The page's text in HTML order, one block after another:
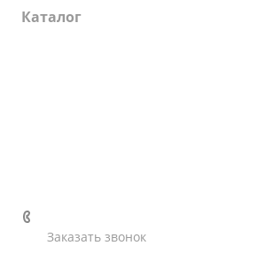
Каталог
Заказать звонок